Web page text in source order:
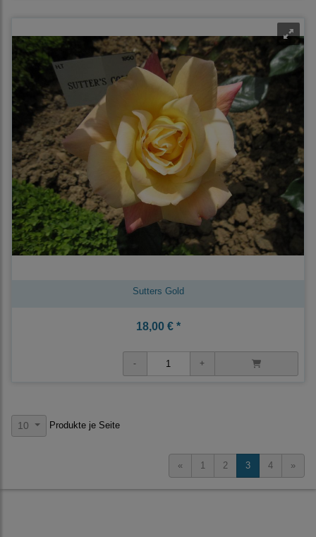
Sutters Gold
18,00 € *
10 Produkte je Seite
« 1 2 3 4 »